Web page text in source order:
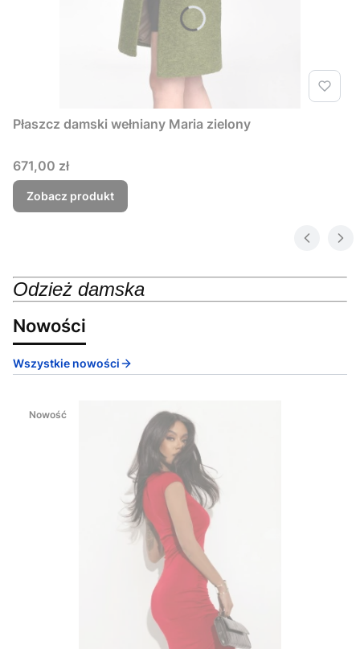
Płaszcz damski wełniany Maria zielony
Cena
671,00 zł
Zobacz produkt
Odzież damska
Nowości
Wszystkie nowości
Nowość